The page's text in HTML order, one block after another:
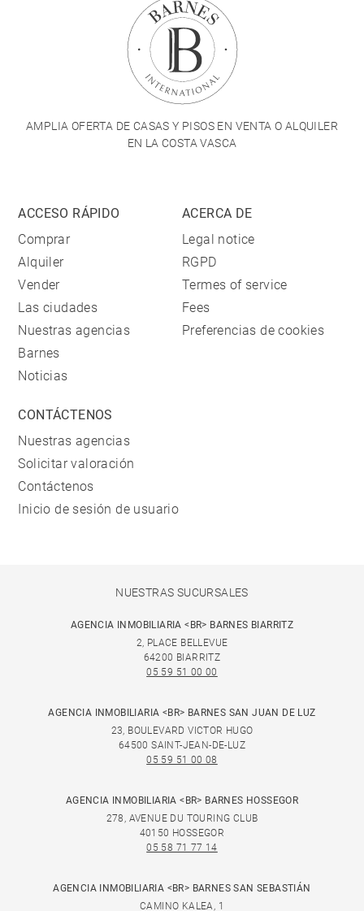
AMPLIA OFERTA DE CASAS Y PISOS EN VENTA O ALQUILER
EN LA COSTA VASCA
ACCESO RÁPIDO
Comprar
Alquiler
Vender
Las ciudades
Nuestras agencias
Barnes
Noticias
ACERCA DE
Legal notice
RGPD
Termes of service
Fees
Preferencias de cookies
CONTÁCTENOS
Nuestras agencias
Solicitar valoración
Contáctenos
Inicio de sesión de usuario
NUESTRAS SUCURSALES
AGENCIA INMOBILIARIA <BR> BARNES BIARRITZ
2, PLACE BELLEVUE
64200 BIARRITZ
05 59 51 00 00
AGENCIA INMOBILIARIA <BR> BARNES SAN JUAN DE LUZ
23, BOULEVARD VICTOR HUGO
64500 SAINT-JEAN-DE-LUZ
05 59 51 00 08
AGENCIA INMOBILIARIA <BR> BARNES HOSSEGOR
278, AVENUE DU TOURING CLUB
40150 HOSSEGOR
05 58 71 77 14
AGENCIA INMOBILIARIA <BR> BARNES SAN SEBASTIÁN
CAMINO KALEA, 1